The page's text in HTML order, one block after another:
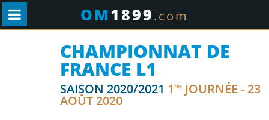
OM1899.com
CHAMPIONNAT DE
FRANCE L1
SAISON 2020/2021 1 ÈRE JOURNÉE - 23
AOÛT 2020